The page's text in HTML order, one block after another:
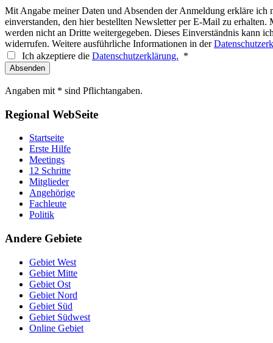
Mit Angabe meiner Daten und Absenden der Anmeldung erkläre ich
einverstanden, den hier bestellten Newsletter per E-Mail zu erhalten.
werden nicht an Dritte weitergegeben. Dieses Einverständnis kann
widerrufen. Weitere ausführliche Informationen in der
Ich akzeptiere die Datenschutzerklärung. *
Angaben mit * sind Pflichtangaben.
Regional WebSeite
Startseite
Erste Hilfe
Meetings
12 Schritte
Mitglieder
Angehörige
Fachleute
Politik
Andere Gebiete
Gebiet West
Gebiet Mitte
Gebiet Ost
Gebiet Nord
Gebiet Süd
Gebiet Südwest
Online Gebiet